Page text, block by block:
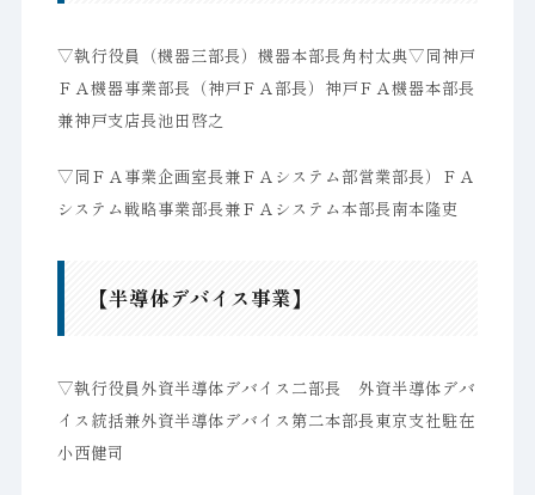
▽執行役員（機器三部長）機器本部長角村太典▽同神戸
ＦＡ機器事業部長（神戸ＦＡ部長）神戸ＦＡ機器本部長
兼神戸支店長池田啓之
▽同ＦＡ事業企画室長兼ＦＡシステム部営業部長）ＦＡ
システム戦略事業部長兼ＦＡシステム本部長南本隆吏
【半導体デバイス事業】
▽執行役員外資半導体デバイス二部長 外資半導体デバ
イス統括兼外資半導体デバイス第二本部長東京支社駐在
小西健司